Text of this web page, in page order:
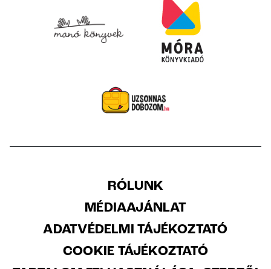
RÓLUNK
MÉDIAAJÁNLAT
ADATVÉDELMI TÁJÉKOZTATÓ
COOKIE TÁJÉKOZTATÓ